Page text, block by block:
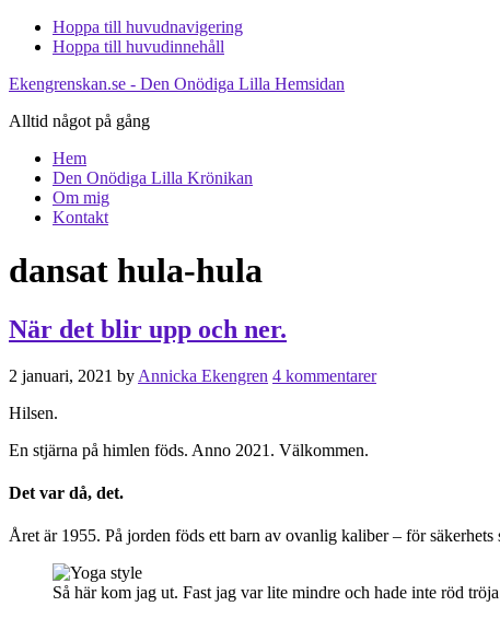
Hoppa till huvudnavigering
Hoppa till huvudinnehåll
Ekengrenskan.se - Den Onödiga Lilla Hemsidan
Alltid något på gång
Hem
Den Onödiga Lilla Krönikan
Om mig
Kontakt
dansat hula-hula
När det blir upp och ner.
2 januari, 2021 by Annicka Ekengren 4 kommentarer
Hilsen.
En stjärna på himlen föds. Anno 2021. Välkommen.
Det var då, det.
Året är 1955. På jorden föds ett barn av ovanlig kaliber – för
Så här kom jag ut. Fast jag var lite mindre och hade inte röd